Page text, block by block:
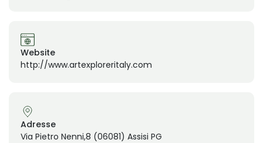
Website
http://www.artexploreritaly.com
Adresse
Via Pietro Nenni,8 (06081) Assisi PG